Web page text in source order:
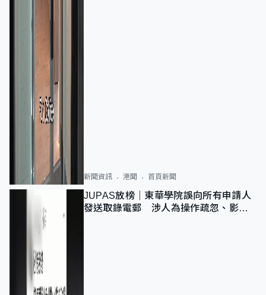
新聞資訊 港聞 首頁新聞
JUPAS放榜｜東華學院誤向所有申請人
發送取錄電郵 涉人為操作疏忽、影響